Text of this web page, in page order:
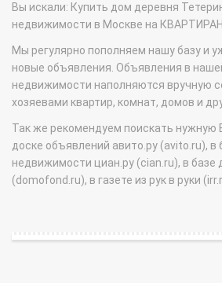
Вы искали: Купить дом деревня
недвижимости в Москве на
Мы регулярно пополняем нашу базу и
новые объявления. Объявления в
недвижимости наполняются вручную
хозяевами квартир, комнат, домов и
Так же рекомендуем поискать
доске объявлений авито.ру (avito.ru), в
недвижимости циан.ру (cian.ru), в базе
(domofond.ru), в газете из рук в руки